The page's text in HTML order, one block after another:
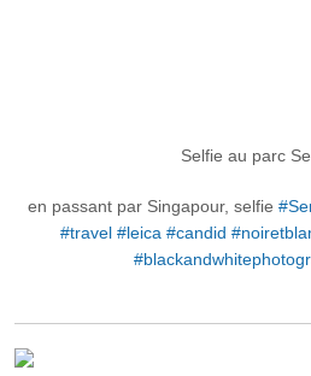
Selfie au parc
en passant par Singapour, selfie
#travel #leica #candid